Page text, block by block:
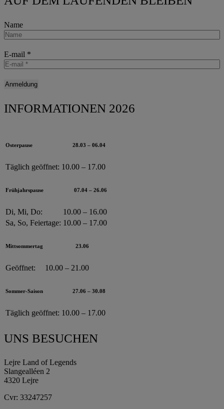
Name
E-mail *
INFORMATIONEN 2026
Osterpause 28.03 – 06.04
Täglich geöffnet: 10.00 – 17.00
Frühjahrspause 07.04 – 26.06
Di, Mi, Do:
10.00 – 16.00
Sa, So, Feiertage: 10.00 – 17.00
Mittsommertag 23.06
Geöffnet: 10.00 – 21.00
Sommer-Saison 27.06 – 30.08
Täglich geöffnet: 10.00 – 17.00
UNS BESUCHEN
Lejre Land of Legends
Slangealléen 2
4320 Lejre
Cvr: 33247257